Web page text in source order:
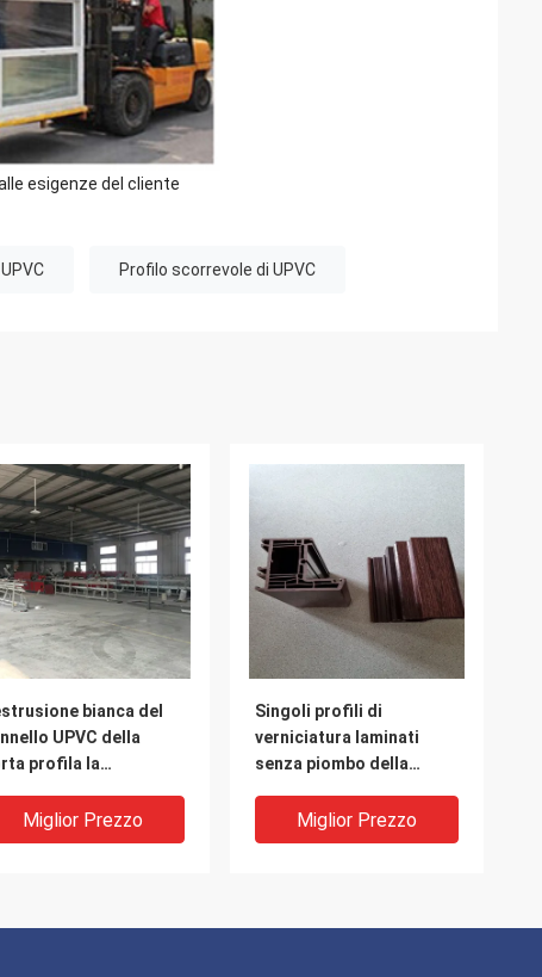
esigenze del cliente
Profilo scorrevole di UPVC
bianca del
UPVC della
profila la
di Co
Miglior Prezzo
Singoli profili di
verniciatura laminati
senza piombo della
della perla UPVC
Miglior Prezzo